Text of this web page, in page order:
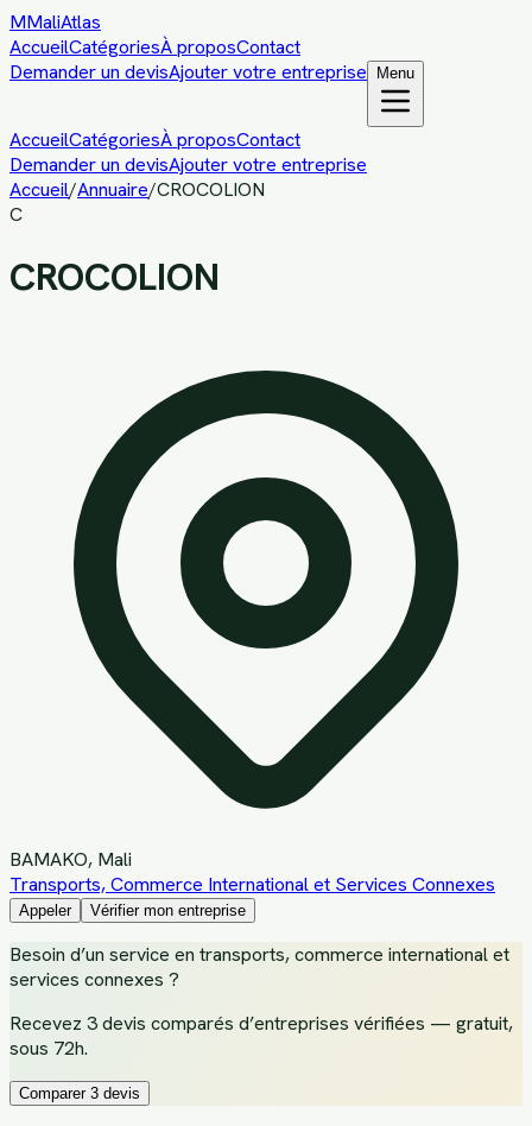
MMaliAtlas
AccueilCatégoriesÀ proposContact
Demander un devisAjouter votre entreprise Menu
AccueilCatégoriesÀ proposContact
Demander un devisAjouter votre entreprise
Accueil/Annuaire/CROCOLION
C
CROCOLION
BAMAKO, Mali
Transports, Commerce International et Services Connexes
Appeler Vérifier mon entreprise
Besoin d’un service en transports, commerce international et
services connexes ?
Recevez 3 devis comparés d’entreprises vérifiées — gratuit,
sous 72h.
Comparer 3 devis